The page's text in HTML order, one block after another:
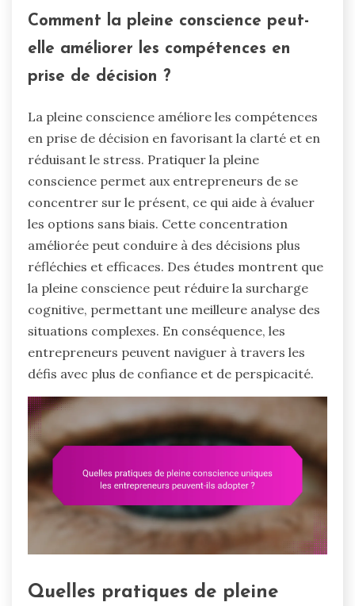
Comment la pleine conscience peut-
elle améliorer les compétences en
prise de décision ?
La pleine conscience améliore les compétences
en prise de décision en favorisant la clarté et en
réduisant le stress. Pratiquer la pleine
conscience permet aux entrepreneurs de se
concentrer sur le présent, ce qui aide à évaluer
les options sans biais. Cette concentration
améliorée peut conduire à des décisions plus
réfléchies et efficaces. Des études montrent que
la pleine conscience peut réduire la surcharge
cognitive, permettant une meilleure analyse des
situations complexes. En conséquence, les
entrepreneurs peuvent naviguer à travers les
défis avec plus de confiance et de perspicacité.
Quelles pratiques de pleine